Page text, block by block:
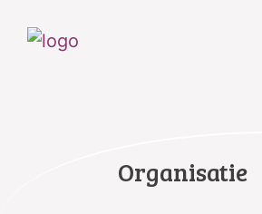
Organisatie